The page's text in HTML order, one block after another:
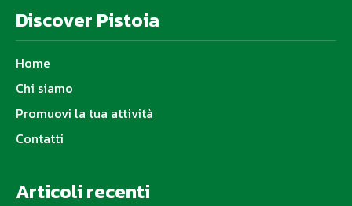
Discover Pistoia
Home
Chi siamo
Promuovi la tua attività
Contatti
Articoli recenti